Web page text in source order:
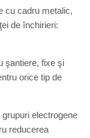
cu cadru metalic,
de închirieri:
şantiere, fixe şi
orice tip de
electrogene
reducerea